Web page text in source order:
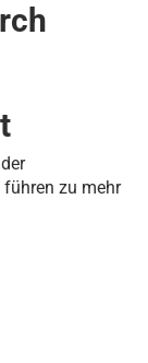
zu mehr